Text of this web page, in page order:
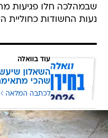
שבמהלכה חלו פגיעות
נעות החשודות כחוליית
עוד בוואלה
השאלון
שהכי
לכתבה המלאה